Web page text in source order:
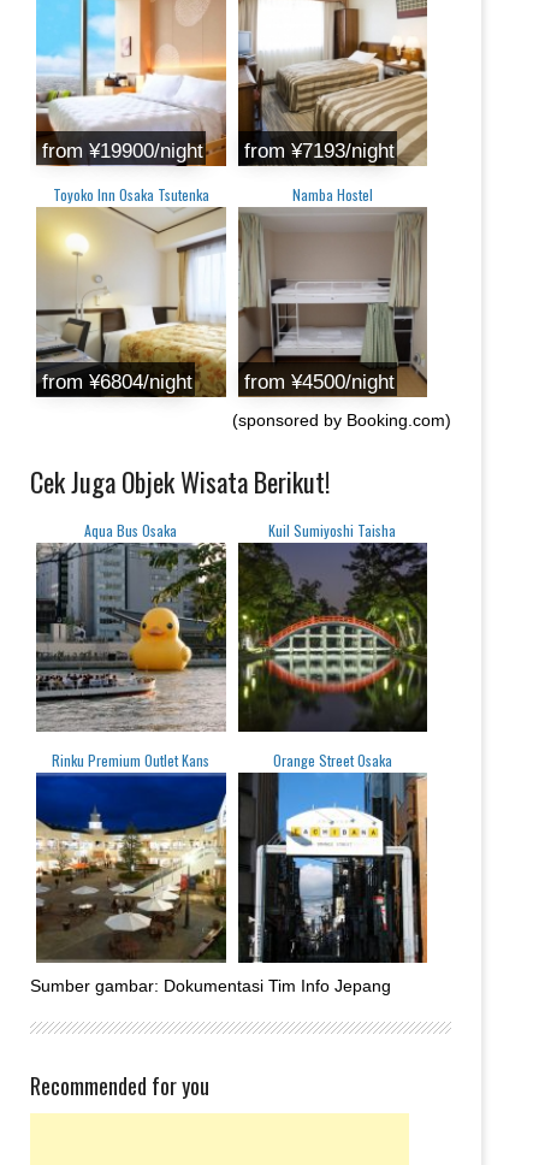
from ¥19900/night from ‎¥7193/night
Toyoko Inn Osaka Tsutenka
from ‎¥6804/night
Namba Hostel
from ‎¥4500/night
(sponsored by Booking.com)
Cek Juga Objek Wisata Berikut!
Aqua Bus Osaka Kuil Sumiyoshi Taisha
Rinku Premium Outlet Kans Orange Street Osaka
Sumber gambar: Dokumentasi Tim Info Jepang
Recommended for you